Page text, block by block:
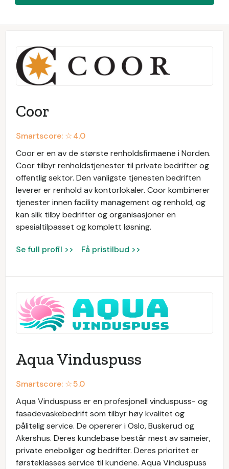
Coor
Smartscore: ☆4.0
Coor er en av de største renholdsfirmaene i Norden.
Coor tilbyr renholdstjenester til private bedrifter og
offentlig sektor. Den vanligste tjenesten bedriften
leverer er renhold av kontorlokaler. Coor kombinerer
tjenester innen facility management og renhold, og
kan slik tilby bedrifter og organisasjoner en
spesialtilpasset og komplett løsning.
Se full profil >> Få pristilbud >>
Aqua Vinduspuss
Smartscore: ☆5.0
Aqua Vinduspuss er en profesjonell vinduspuss- og
fasadevaskebedrift som tilbyr høy kvalitet og
pålitelig service. De opererer i Oslo, Buskerud og
Akershus. Deres kundebase består mest av sameier,
private eneboliger og bedrifter. Deres prioritet er
førsteklasses service til kundene. Aqua Vinduspuss